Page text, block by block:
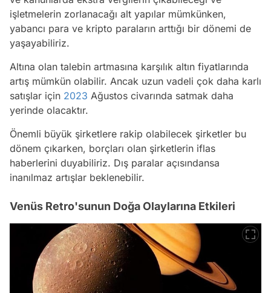
işletmelerin zorlanacağı alt yapılar mümkünken,
yabancı para ve kripto paraların arttığı bir dönemi de
yaşayabiliriz.
Altına olan talebin artmasına karşılık altın fiyatlarında
artış mümkün olabilir. Ancak uzun vadeli çok daha karlı
satışlar için 2023 Ağustos civarında satmak daha
yerinde olacaktır.
Önemli büyük şirketlere rakip olabilecek şirketler bu
dönem çıkarken, borçları olan şirketlerin iflas
haberlerini duyabiliriz. Dış paralar açısındansa
inanılmaz artışlar beklenebilir.
Venüs Retro'sunun Doğa Olaylarına Etkileri